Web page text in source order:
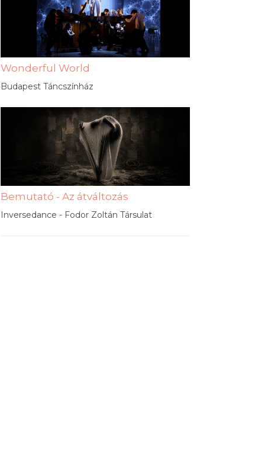
Wonderful World
Budapest Táncszínház
Bemutató - Az átváltozás
Inversedance - Fodor Zoltán Társulat